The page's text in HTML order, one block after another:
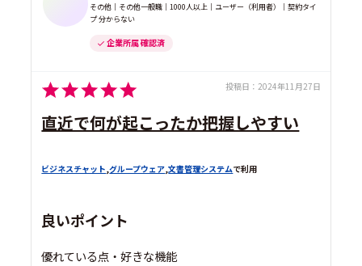
その他｜その他一般職｜1000人以上｜ユーザー（利用者）｜契約タイ
プ 分からない
企業所属 確認済
投稿日： 2024年11月27日
直近で何が起こったか把握しやすい
ビジネスチャット ,グループウェア,文書管理システムで利用
良いポイント
優れている点・好きな機能